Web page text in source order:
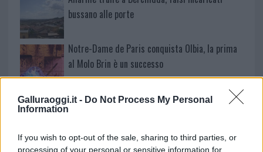
Galluraoggi.it - Do Not Process My Personal
Information
If you wish to opt-out of the sale, sharing to third parties, or
processing of your personal or sensitive information for
bussano alle porte
Notre-Dame de Paris conquista Olbia, la prima
al Molo Brin è un successo
Strada Sassari-Olbia, incidente all’alba: ferito il
conducente
Eventi in Gallura, da Jovanotti alla zuppa